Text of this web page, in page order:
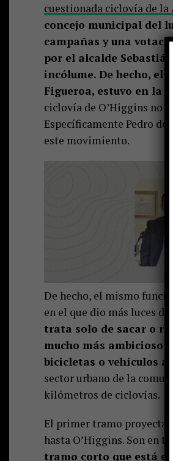
cuestionada ciclovía de la
concejo municipal del
campañas y una
por el alcalde
incólume. De hecho, el
Figueroa, estuvo en la
ciclovía de O’Higgins no
Específicamente Pedro
este movimiento.
De hecho, el mismo
en el que dio más luces
trata solo de sacar o
mucho más ambicioso
bicicletas o vehículos a
sector urbano de la
kilómetros de ciclovías.
El primer tramo
hasta O’Higgins. Son en
tramo corto que está